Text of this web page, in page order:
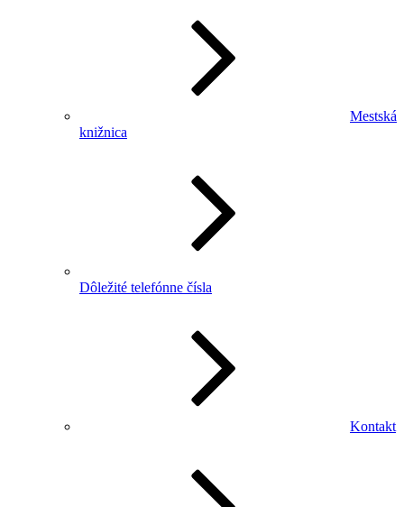
Mestská
knižnica
Dôležité telefónne čísla
Kontakt